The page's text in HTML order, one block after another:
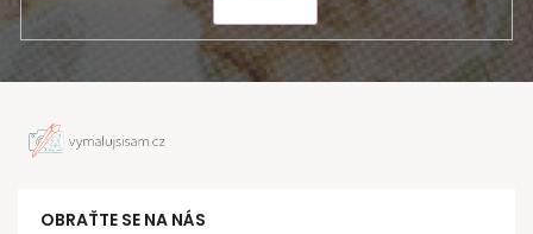
OBRAŤTE SE NA NÁS